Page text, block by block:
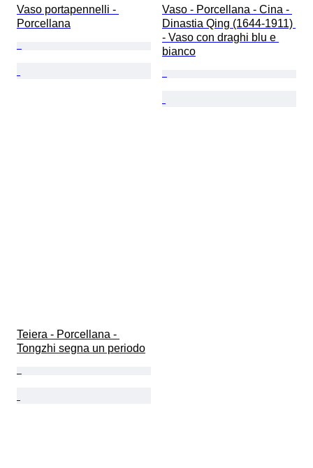
Vaso portapennelli -
Porcellana
Vaso - Porcellana - Cina -
Dinastia Qing (1644-1911)
- Vaso con draghi blu e
bianco
Teiera - Porcellana -
Tongzhi segna un periodo